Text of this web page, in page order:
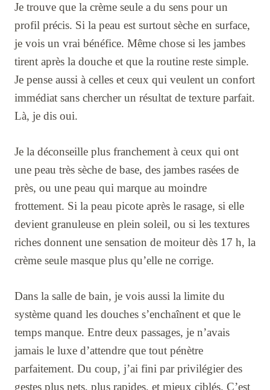
Je trouve que la crème seule a du sens pour un
profil précis. Si la peau est surtout sèche en surface,
je vois un vrai bénéfice. Même chose si les jambes
tirent après la douche et que la routine reste simple.
Je pense aussi à celles et ceux qui veulent un confort
immédiat sans chercher un résultat de texture parfait.
Là, je dis oui.
Je la déconseille plus franchement à ceux qui ont
une peau très sèche de base, des jambes rasées de
près, ou une peau qui marque au moindre
frottement. Si la peau picote après le rasage, si elle
devient granuleuse en plein soleil, ou si les textures
riches donnent une sensation de moiteur dès 17 h, la
crème seule masque plus qu’elle ne corrige.
Dans la salle de bain, je vois aussi la limite du
système quand les douches s’enchaînent et que le
temps manque. Entre deux passages, je n’avais
jamais le luxe d’attendre que tout pénètre
parfaitement. Du coup, j’ai fini par privilégier des
gestes plus nets, plus rapides, et mieux ciblés. C’est